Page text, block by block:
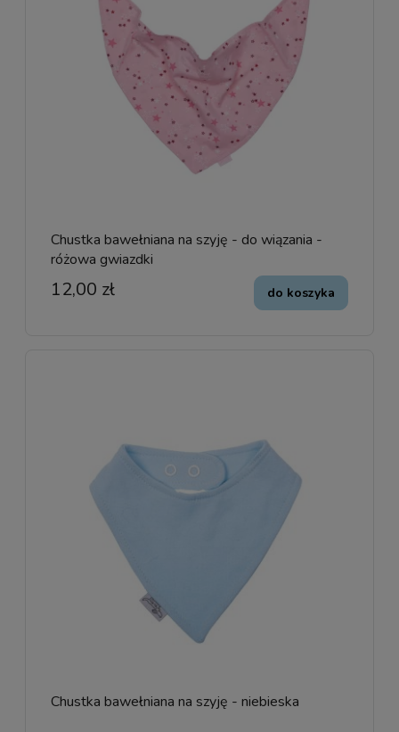
Chustka bawełniana na szyję - do wiązania -
różowa gwiazdki
12,00 zł do koszyka
Chustka bawełniana na szyję - niebieska